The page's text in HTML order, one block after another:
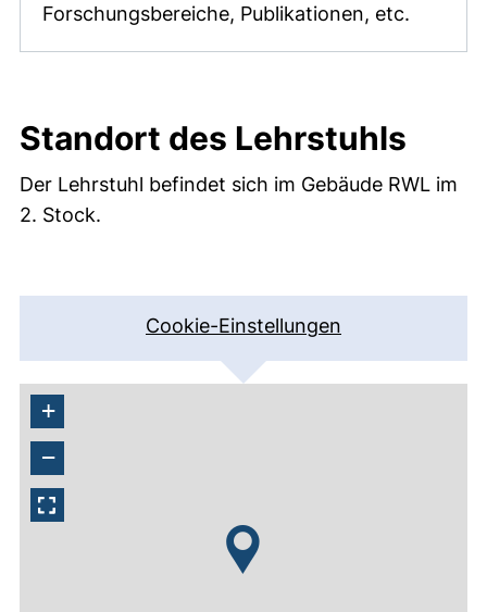
Forschungsbereiche, Publikationen, etc.
Standort des Lehrstuhls
Der Lehrstuhl befindet sich im Gebäude RWL im
2. Stock.
Cookie-Einstellungen
+
−